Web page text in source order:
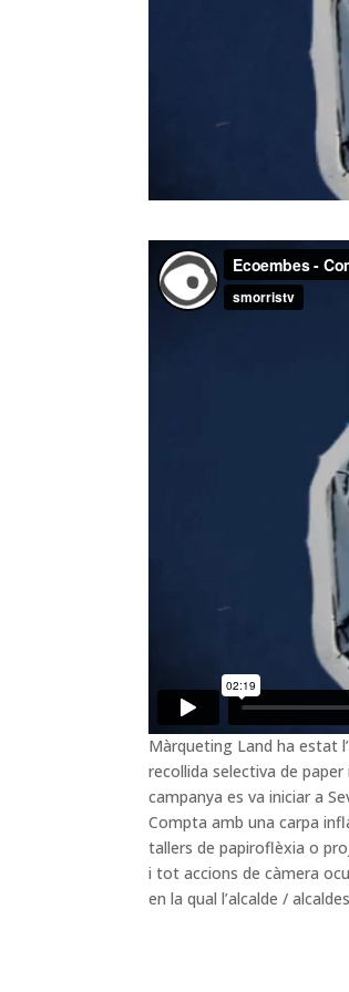
Màrqueting Land ha estat
recollida selectiva de
campanya es va iniciar a
Compta amb una carpa
tallers de papiroflèxia o
i tot accions de càmera
en la qual l’alcalde /